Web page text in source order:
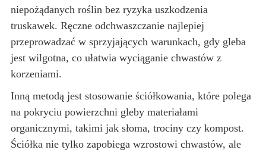
niepożądanych roślin bez ryzyka uszkodzenia
truskawek. Ręczne odchwaszczanie najlepiej
przeprowadzać w sprzyjających warunkach, gdy gleba
jest wilgotna, co ułatwia wyciąganie chwastów z
korzeniami.
Inną metodą jest stosowanie ściółkowania, które polega
na pokryciu powierzchni gleby materiałami
organicznymi, takimi jak słoma, trociny czy kompost.
Ściółka nie tylko zapobiega wzrostowi chwastów, ale